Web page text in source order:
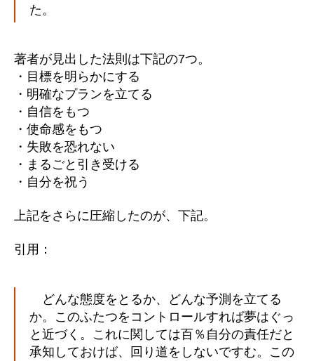
た。
著者が見出した法則は下記の7つ。
・目標を明らかにする
・明確なプランを立てる
・自信をもつ
・使命感をもつ
・失敗を恐れない
・まるごと引き受ける
・自分を祝う
上記をさらに圧縮したのが、下記。
引用：
どんな態度をとるか、どんな予測を立てる
か。このふたつをコントロールすれば夢はぐっ
と近づく。これに関しては百％自分の責任だと
承知しておけば、回り道をしないですむ。この